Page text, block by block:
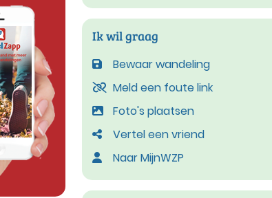
Ik wil graag
Bewaar wandeling
Meld een foute link
Foto's plaatsen
Vertel een vriend
Naar MijnWZP